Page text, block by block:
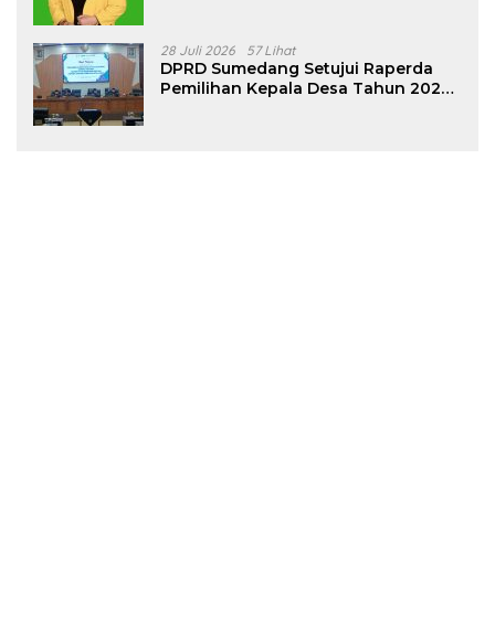
28 Juli 2026 57 Lihat
DPRD Sumedang Setujui Raperda
Pemilihan Kepala Desa Tahun 2026